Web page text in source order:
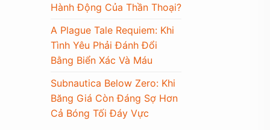
Hành Động Của Thần Thoại?
A Plague Tale Requiem: Khi
Tình Yêu Phải Đánh Đổi
Bằng Biển Xác Và Máu
Subnautica Below Zero: Khi
Băng Giá Còn Đáng Sợ Hơn
Cả Bóng Tối Đáy Vực